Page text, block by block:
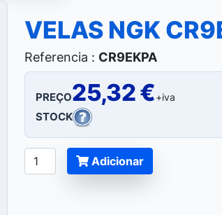
VELAS NGK
Referencia : CR9EKPA
PREÇO25,32 €+iva
STOCK
Adicionar